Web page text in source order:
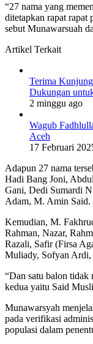
“27 nama yang
ditetapkan rapat rapat
sebut Munawarsuah
Artikel Terkait
Terima
Dukungan
2 minggu ago
Wagub
Aceh
17 Februari
Adapun 27 nama
Hadi Bang Joni,
Gani, Dedi Sumardi
Adam, M. Amin Said.
Kemudian, M.
Rahman, Nazar,
Razali, Safir (Firsa
Muliady, Sofyan
“Dan satu balon tidak
kedua yaitu Said
Munawarsyah
pada verifikasi
populasi dalam